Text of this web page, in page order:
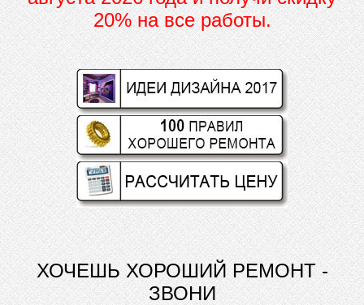
20% на все работы.
ХОЧЕШЬ ХОРОШИЙ РЕМОНТ -
ЗВОНИ